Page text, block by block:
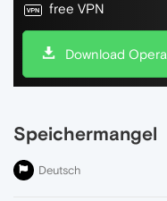
free VPN
Download Opera
Speichermangel
Deutsch